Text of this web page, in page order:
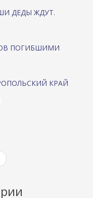
ДЕДЫ ЖДУТ.
ПОГИБШИМИ
КРАЙ